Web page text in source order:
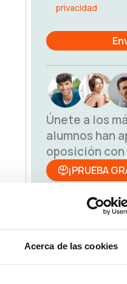
Acerca de las cookies
privacidad
Únete a los
alumnos han
oposición
¡PRUEBA